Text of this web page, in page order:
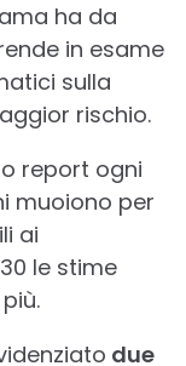
ha da
in esame
sulla
rischio.
report ogni
muoiono per
ai
le stime
due